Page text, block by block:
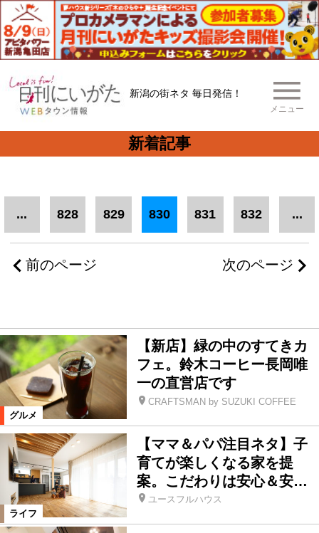
新潟の街ネタ 毎日発信！
メニュー
新着記事
前のページ
... 828 829 830 831 832 ...
次のページ
グルメ
【新店】緑の中のすてきカ
フェ。鈴木コーヒー長岡唯
一の直営店です
CRAFTSMAN by SUZUKI COFFEE
ライフ
【ママ＆パパ注目ネタ】子
育てが楽しくなる家を提
案。こだわりは安心＆安…
ユースフルハウス